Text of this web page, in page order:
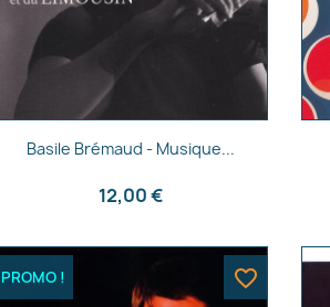
Aperçu rapide
Basile Brémaud - Musique...
12,00 €
PROMO ! favorite_border